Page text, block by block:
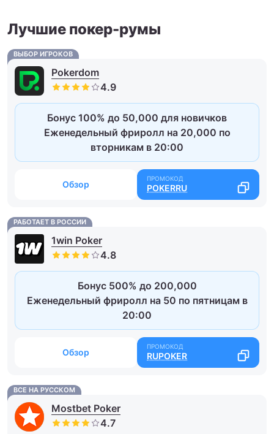
Лучшие покер-румы
ВЫБОР ИГРОКОВ
Pokerdom
Бонус 100% до 50,000 для новичков
Еженедельный фриролл на 20,000 по
вторникам в 20:00
Обзор POKERRU
РАБОТАЕТ В РОССИИ
1win Poker
Бонус 500% до 200,000
Еженедельный фриролл на 50 по пятницам в
20:00
Обзор RUPOKER
ВСЕ НА РУССКОМ
Mostbet Poker